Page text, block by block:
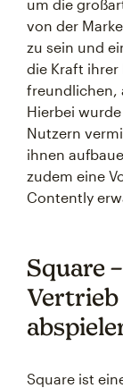
um die
von der
zu sein und
die Kraft
freundlichen,
Hierbei
Nutzern
ihnen
zudem eine
Contently
Square
Square ist